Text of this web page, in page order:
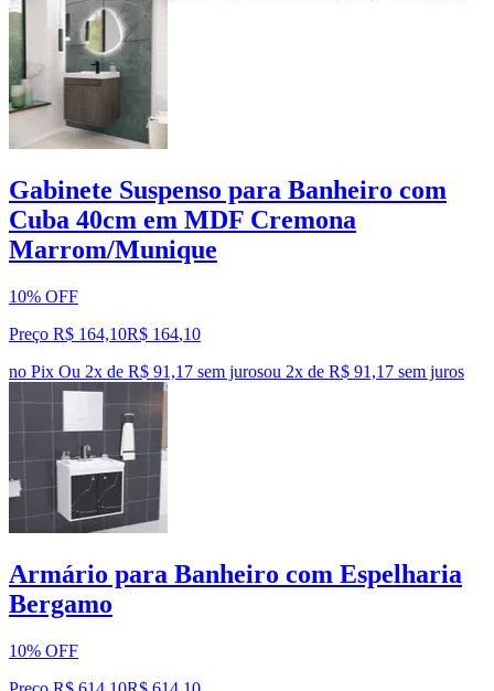
Gabinete Suspenso para Banheiro com
Cuba 40cm em MDF Cremona
Marrom/Munique
10% OFF
Preço R$ 164,10R$ 164,10
no Pix Ou 2x de R$ 91,17 sem jurosou 2x de R$ 91,17 sem juros
Armário para Banheiro com Espelharia
Bergamo
10% OFF